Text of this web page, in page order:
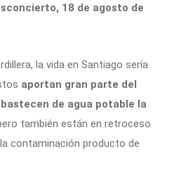
18 de agosto de
la vida en Santiago sería
aportan gran parte del
de agua potable la
también están en retroceso
contaminación producto de